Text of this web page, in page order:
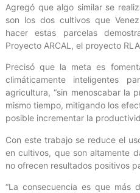
Agregó que algo similar se
son los dos cultivos que
hacer estas parcelas
Proyecto ARCAL, el proyecto
Precisó que la meta es
climáticamente inteligentes
agricultura, “sin menoscabar la
mismo tiempo, mitigando los
posible incrementar la
Con este trabajo se reduce el
en cultivos, que son altamente
no ofrecen resultados positivos
“La consecuencia es que más